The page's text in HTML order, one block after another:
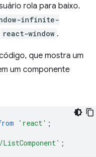
rola para baixo.
infinite-
react-window .
que mostra um
um componente
'react' ;
;